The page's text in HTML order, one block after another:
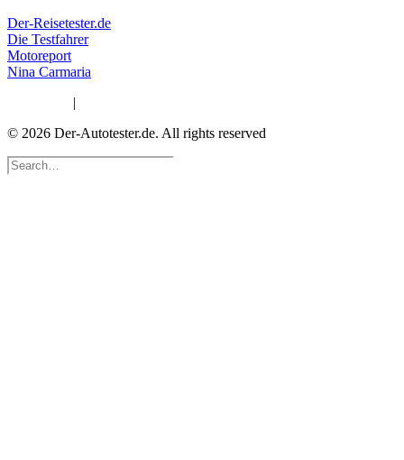
Der-Reisetester.de
Die Testfahrer
Motoreport
Nina Carmaria
|
© 2026 Der-Autotester.de. All rights reserved